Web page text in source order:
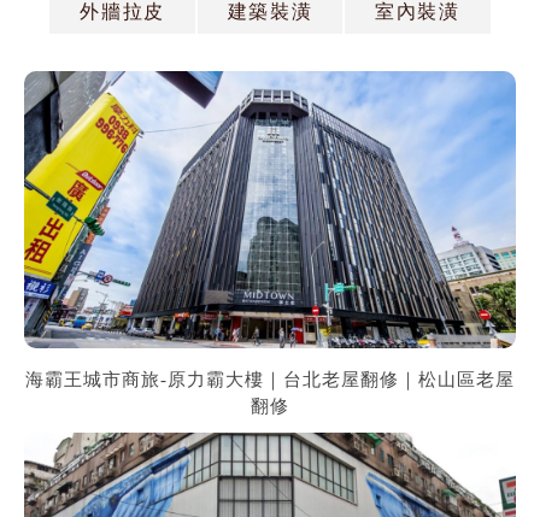
外牆拉皮 建築裝潢 室內裝潢
海霸王城市商旅-原力霸大樓｜台北老屋翻修｜松山區老屋
翻修